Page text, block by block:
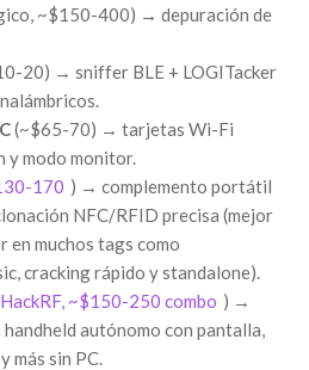
~$150-400) → depuración de
20) → sniffer BLE + LOGITacker
(~$65-70) → tarjetas Wi-Fi
y modo monitor.
170 ) → complemento portátil
NFC/RFID precisa (mejor
en muchos tags como
cracking rápido y standalone).
~$150-250 combo ) →
autónomo con pantalla,
más sin PC.